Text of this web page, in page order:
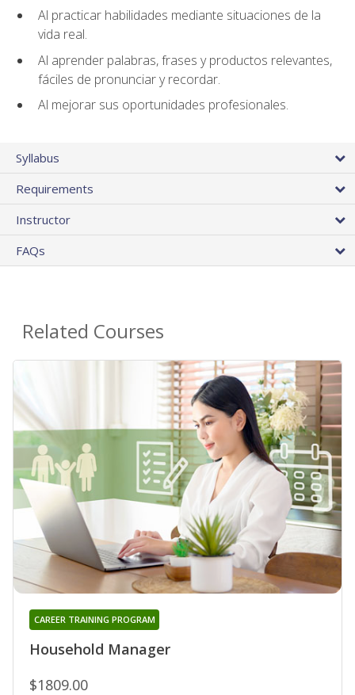
Al practicar habilidades mediante situaciones de la
vida real.
Al aprender palabras, frases y productos relevantes,
fáciles de pronunciar y recordar.
Al mejorar sus oportunidades profesionales.
Syllabus
Requirements
Instructor
FAQs
Related Courses
Household Manager
CAREER TRAINING PROGRAM
$1809.00